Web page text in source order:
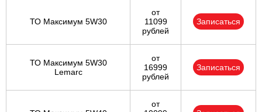
ТО Максимум 5W30
от
11099
рублей
Записаться
ТО Максимум 5W30
Lemarc
от
16999
рублей
Записаться
от